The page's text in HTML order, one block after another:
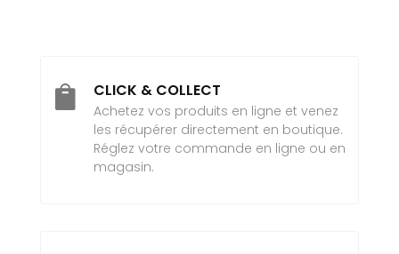
 CLICK & COLLECT
Achetez vos produits en ligne et venez
les récupérer directement en boutique.
Réglez votre commande en ligne ou en
magasin.